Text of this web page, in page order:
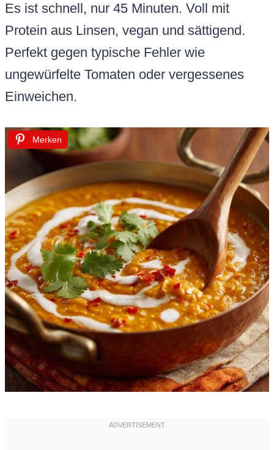
Es ist schnell, nur 45 Minuten. Voll mit
Protein aus Linsen, vegan und sättigend.
Perfekt gegen typische Fehler wie
ungewürfelte Tomaten oder vergessenes
Einweichen.
Merken